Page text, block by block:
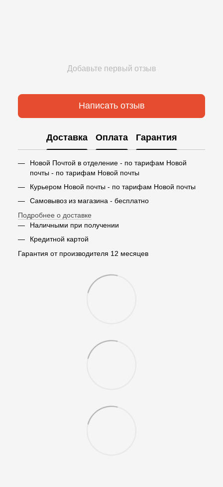
Добавьте первый отзыв
Написать отзыв
Доставка Оплата Гарантия
Новой Почтой в отделение - по тарифам Новой
почты - по тарифам Новой почты
Курьером Новой почты - по тарифам Новой почты
Самовывоз из магазина - бесплатно
Подробнее о доставке
Наличными при получении
Кредитной картой
Гарантия от производителя 12 месяцев